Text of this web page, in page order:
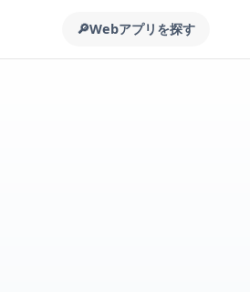
🔎Webアプリを探す